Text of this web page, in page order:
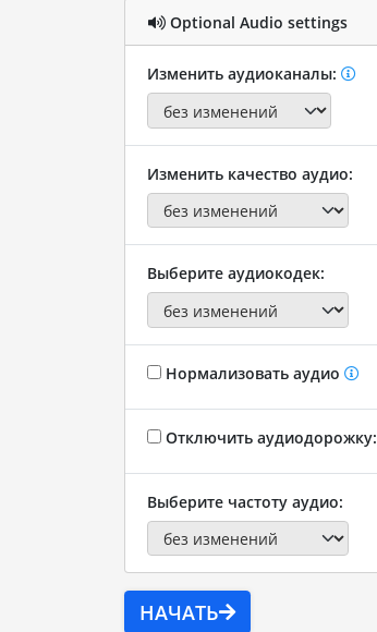
Optional Audio settings
Изменить аудиоканалы:
Изменить качество аудио:
Выберите аудиокодек:
Нормализовать аудио
Отключить аудиодорожку:
Выберите частоту аудио:
НАЧАТЬ